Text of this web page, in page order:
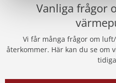
Vanliga frågor
Vi får många frågor om
återkommer. Här kan du se om